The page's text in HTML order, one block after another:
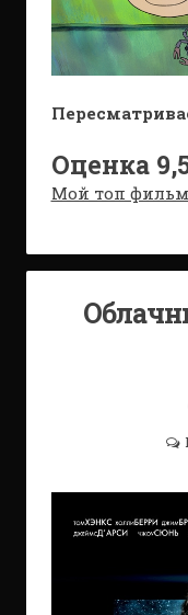
Оценка
Мой топ